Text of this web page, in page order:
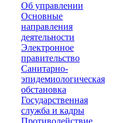
Об управлении
Основные
направления
деятельности
Электронное
правительство
Санитарно-
эпидемиологическая
обстановка
Государственная
служба и кадры
Противодействие